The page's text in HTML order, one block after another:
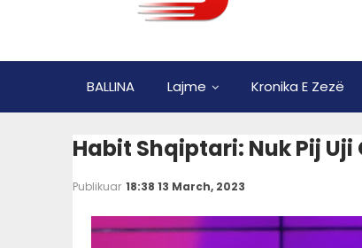
BALLINA Lajme Kronika E Zezë
Habit Shqiptari: Nuk Pij Uji
Publikuar 18:38 13 March, 2023